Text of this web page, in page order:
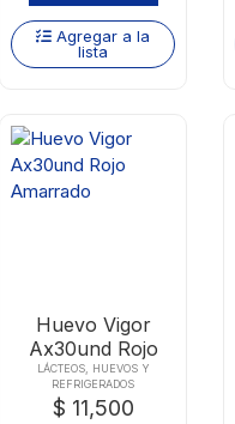
Agregar a la
lista
Huevo Vigor
Ax30und Rojo
Amarrado
LÁCTEOS, HUEVOS Y
REFRIGERADOS
$ 11,500